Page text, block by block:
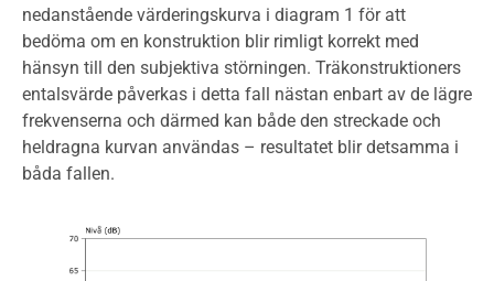
nedanstående värderingskurva i diagram 1 för att
bedöma om en konstruktion blir rimligt korrekt med
hänsyn till den subjektiva störningen. Träkonstruktioners
entalsvärde påverkas i detta fall nästan enbart av de lägre
frekvenserna och därmed kan både den streckade och
heldragna kurvan användas – resultatet blir detsamma i
båda fallen.